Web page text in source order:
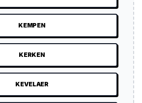
KEMPEN
KERKEN
KEVELAER